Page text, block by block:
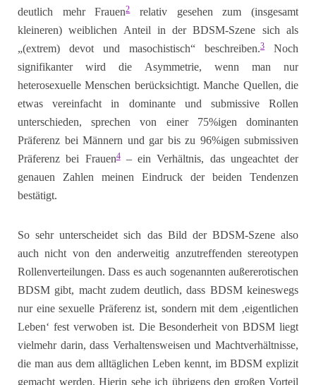
deutlich mehr Frauen2relativ gesehen zum (insgesamt
kleineren) weiblichen Anteil in der BDSM-Szene sich als
„(extrem) devot und masochistisch“ beschreiben.3
Noch
signifikanter wird die Asymmetrie, wenn man nur
heterosexuelle Menschen berücksichtigt. Manche Quellen, die
etwas vereinfacht in dominante und submissive Rollen
unterschieden, sprechen von einer 75%igen dominanten
Präferenz bei Männern und gar bis zu 96%igen submissiven
Präferenz bei Frauen4– ein Verhältnis, das ungeachtet der
genauen Zahlen meinen Eindruck der beiden Tendenzen
bestätigt.
So sehr unterscheidet sich das Bild der BDSM-Szene also
auch nicht von den anderweitig anzutreffenden stereotypen
Rollenverteilungen. Dass es auch sogenannten außererotischen
BDSM gibt, macht zudem deutlich, dass BDSM keineswegs
nur eine sexuelle Präferenz ist, sondern mit dem ‚eigentlichen
Leben‘ fest verwoben ist. Die Besonderheit von BDSM liegt
vielmehr darin, dass Verhaltensweisen und Machtverhältnisse,
die man aus dem alltäglichen Leben kennt, im BDSM explizit
gemacht werden. Hierin sehe ich übrigens den großen Vorteil